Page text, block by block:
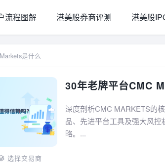
流程图解 港美股券商评测 港美股
是什么
30年老牌平台CMC
深度剖析CMC MARKETS的
品、先进平台工具及强大风
略。...
选择交易商